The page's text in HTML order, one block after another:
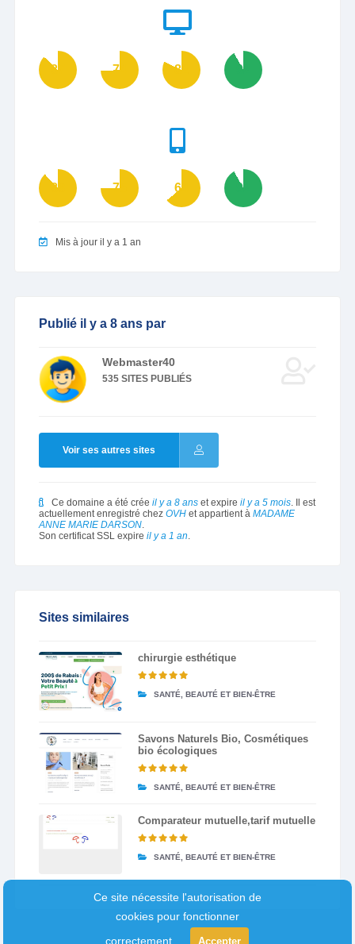
87 74 82 92
88 75 64 92
Mis à jour il y a 1 an
Publié il y a 8 ans par
Webmaster40
535 SITES PUBLIÉS
Voir ses autres sites
Ce domaine a été crée il y a 8 anset expire il y a 5 mois. Il est
actuellement enregistré chez OVHet appartient à MADAME
ANNE MARIE DARSON.
Son certificat SSL expire il y a 1 an.
Sites similaires
chirurgie esthétique
SANTÉ, BEAUTÉ ET BIEN-ÊTRE
Savons Naturels Bio, Cosmétiques
bio écologiques
SANTÉ, BEAUTÉ ET BIEN-ÊTRE
Comparateur mutuelle,tarif mutuelle
SANTÉ, BEAUTÉ ET BIEN-ÊTRE
Ce site nécessite l'autorisation de
cookies pour fonctionner
correctement.
Accepter